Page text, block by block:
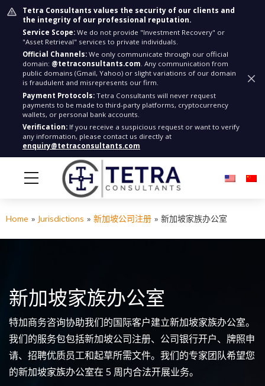
Tetra Consultants values the security of our clients and
the integrity of our professional reputation.
Service Scope: We do not provide "Investment Recovery" or
"Asset Retrieval" services to private individuals.
Official Channels: We only communicate through our official
domain: @tetraconsultants.com. Any communication from
public domains (Gmail, Yahoo) or slight variations of our domain
is fraudulent and misrepresents our firm.
Payment Protocols: Tetra Consultants will never request
payments to be made to third-party platforms, cryptocurrency
wallets, or personal bank accounts.
Verification: If you receive a suspicious request or want to verify
any information, please contact us directly at
enquiry@tetraconsultants.com
Home » Jurisdictions » 新加坡公司注册 » 新加坡家族办公室
新加坡家族办公室
特加商务咨询协助我们的国际客户建立新加坡家族办公室。
我们的服务包包括新加坡公司注册、公司银行开户、牌照申
请、招聘优质员工和起草所需文件。我们的专家团队希望您
的新加坡家族办公室在 5 周内合法开展业务。